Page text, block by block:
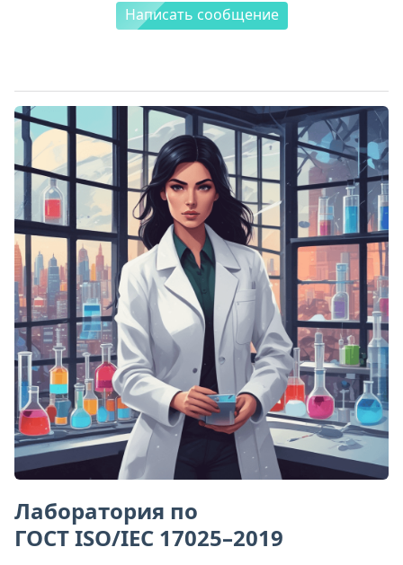
Написать сообщение
Лаборатория по
ГОСТ ISO/IEC 17025–2019